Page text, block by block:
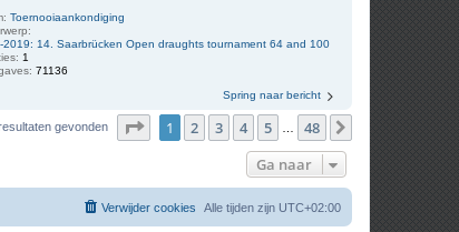
Toernooiaankondiging
2019: 14. Saarbrücken Open draughts tournament 64 and 100
1
71136
Spring naar bericht
gevonden Pagina1 van 48
1 2 3 4 5 48 Volgende
Ga naar
Alle tijden zijn UTC+02:00
Verwijder cookies